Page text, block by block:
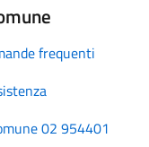
frequenti
02 954401